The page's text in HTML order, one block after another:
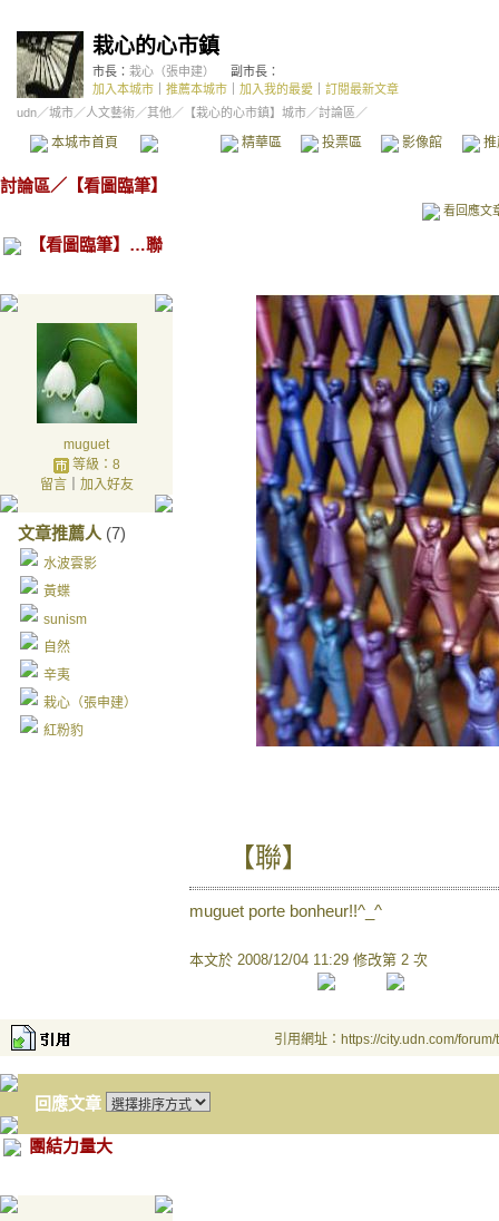
栽心的心市鎮
市長： 栽心（張申建）
副市長：
加入本城市
推薦本城市 加入我的最愛
訂閱最新文章
udn／城市／人文藝術／其他 ／ 【栽心的心市鎮】城市／討論區／
本城市首頁 精華區 投票區 影像館
討論區／ 【看圖臨筆】
看回應文
【看圖臨筆】…聯
muguet
等級：8
留言｜ 加入好友
文章推薦人 (7)
水波雲影
黃蝶
sunism
自然
辛夷
栽心（張申建）
紅粉豹
【聯】
muguet porte bonheur!!^_^
本文於 2008/12/04 11:29 修改第 2 次
引用網址：https://city.udn.com/
回應文章
團結力量大